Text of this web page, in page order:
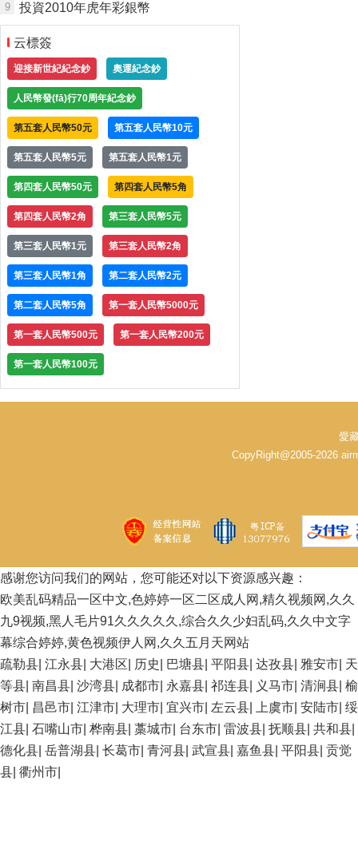
9 投資2010年虎年彩銀幣
云標簽
迎接新世紀紀念鈔 奧運紀念鈔
人民幣發(fā)行70周年紀念鈔
第五套人民幣50元 第五套人民幣10元
第五套人民幣5元 第五套人民幣1元
第四套人民幣50元 第四套人民幣5角
第四套人民幣2角 第三套人民幣5元
第三套人民幣1元 第三套人民幣2角
第三套人民幣1角 第二套人民幣2元
第二套人民幣5角 第一套人民幣5000元
第一套人民幣500元 第一套人民幣200元
第一套人民幣100元
愛
CopyRight@2005-2026
感谢您访问我们的网站，您可能还对以下资源感兴趣：
欧美乱码精品一区中文,色婷婷一区二区成人网,精久视频网,久久
九9视频,黑人毛片91久久久久久,综合久久少妇乱码,久久中文字
幕综合婷婷,黄色视频伊人网,久久五月天网站
疏勒县 江永县 大港区 历史 巴塘县 平阳县 达孜县 雅安市 天
等县 南昌县 沙湾县 成都市 永嘉县 祁连县 义马市 清涧县 榆
树市 昌邑市 江津市 大理市 宜兴市 左云县 上虞市 安陆市 绥
江县 石嘴山市 桦南县 藁城市 台东市 雷波县 抚顺县 共和县
德化县 岳普湖县 长葛市 青河县 武宣县 嘉鱼县 平阳县 贡觉
县 衢州市